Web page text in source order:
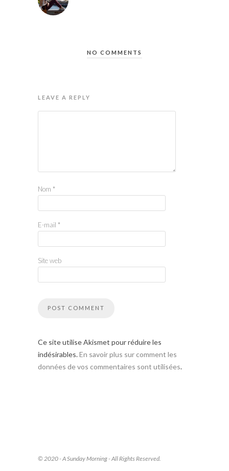
NO COMMENTS
LEAVE A REPLY
Nom *
E-mail *
Site web
Ce site utilise Akismet pour réduire les
indésirables.En savoir plus sur comment les
données de vos commentaires sont utilisées.
© 2020 - A Sunday Morning - All Rights Reserved.